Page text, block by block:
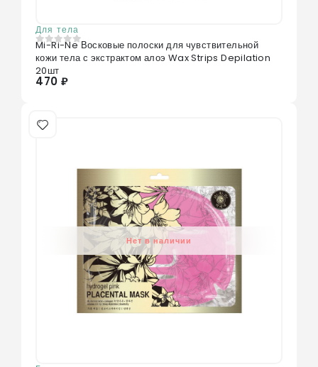
Для тела
0из 5
Mi-Ri-Ne Восковые полоски для чувствительной
кожи тела с экстрактом алоэ Wax Strips Depilation
20шт
470 ₽
Нет в наличии